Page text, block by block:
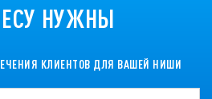
НУЖНЫ
КЛИЕНТОВ ДЛЯ ВАШЕЙ НИШИ